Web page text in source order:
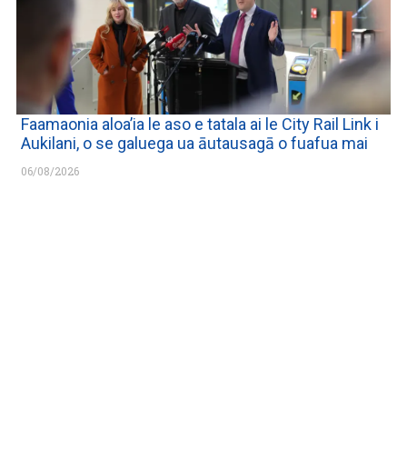
Faamaonia aloa’ia le aso e tatala ai le City Rail Link i
Aukilani, o se galuega ua āutausagā o fuafua mai
06/08/2026